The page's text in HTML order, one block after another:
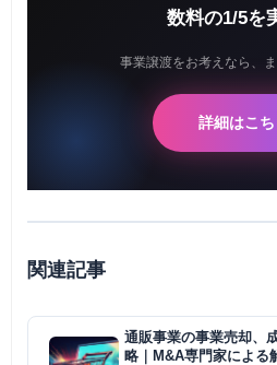
数料の1/5を
事業譲渡をお考えなら、
詳細はこち
関連記事
通販事業の事業売却、
略｜M&A専門家による